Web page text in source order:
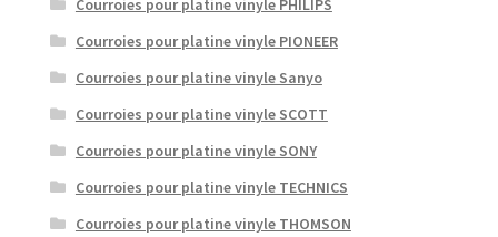
Courroies pour platine vinyle PHILIPS
Courroies pour platine vinyle PIONEER
Courroies pour platine vinyle Sanyo
Courroies pour platine vinyle SCOTT
Courroies pour platine vinyle SONY
Courroies pour platine vinyle TECHNICS
Courroies pour platine vinyle THOMSON